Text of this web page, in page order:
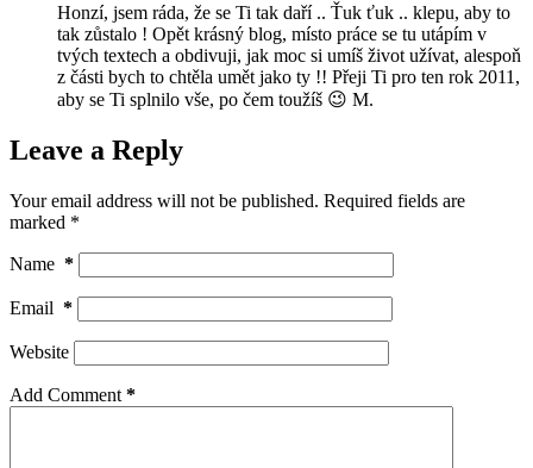
Honzí, jsem ráda, že se Ti tak daří .. Ťuk ťuk .. klepu, aby to
tak zůstalo ! Opět krásný blog, místo práce se tu utápím v
tvých textech a obdivuji, jak moc si umíš život užívat, alespoň
z části bych to chtěla umět jako ty !! Přeji Ti pro ten rok 2011,
aby se Ti splnilo vše, po čem toužíš 😉 M.
Leave a Reply
Your email address will not be published. Required fields are
marked *
Name *
Email *
Website
Add Comment *